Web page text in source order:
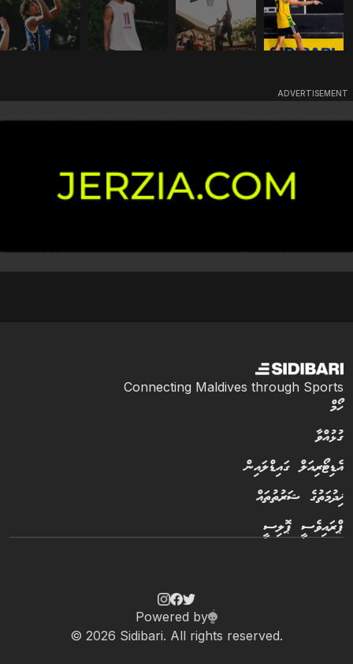
ADVERTISEMENT
Connecting Maldives through Sports
ހޯމް
ގުޅުއްވާ
އެޑިޓޯރިއަލް ގައިޑްލައިން
ޚިދުމަތުގެ ޝަރުތުތައް
ޕްރައިވެސީ ޕޮލިސީ
© 2026 Sidibari. All rights reserved.
Powered by